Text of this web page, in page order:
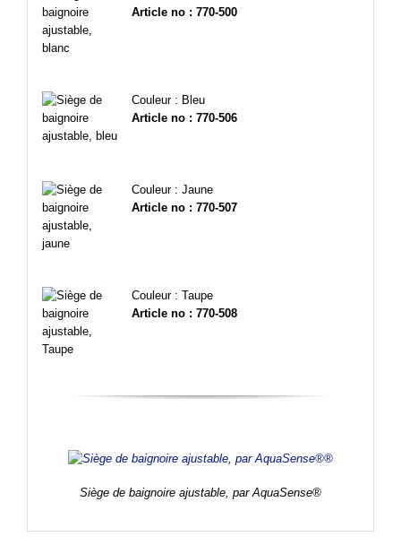
Article no : 770-500
Couleur : Bleu
Article no : 770-506
Couleur : Jaune
Article no : 770-507
Couleur : Taupe
Article no : 770-508
Siège de baignoire ajustable, par AquaSense®